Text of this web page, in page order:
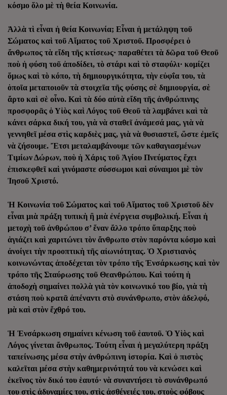
κόσμο ὅλο μὲ τὴ θεία Κοινωνία.
Ἀλλὰ τὶ εἶναι ἡ θεία Κοινωνία; Εἶναι ἡ μετάληψη τοῦ
Σώματος καὶ τοῦ Αἵματος τοῦ Χριστοῦ. Προσφέρει ὁ
ἄνθρωπος τὰ εἴδη τῆς κτίσεως· παραθέτει τὰ δῶρα τοῦ Θεοῦ
ποὺ ἡ φύση τοῦ ἀποδίδει, τὸ στάρι καὶ τὸ σταφύλι· κομίζει
ὅμως καὶ τὸ κόπο, τὴ δημιουργικότητα, τὴν εὐφΐα του, τὰ
ὁποῖα μεταποιοῦν τὰ στοιχεῖα τῆς φύσης σὲ δημιουργία, σὲ
ἄρτο καὶ σὲ οἶνο. Καὶ τὰ δύο αὐτὰ εἴδη τῆς ἀνθρώπινης
προσφορᾶς ὁ Υἱὸς καὶ Λόγος τοῦ Θεοῦ τὰ λαμβάνει καὶ τὰ
κάνει σάρκα δική του, γιὰ νὰ σταθεῖ ἀνάμεσά μας, γιὰ νὰ
γεννηθεῖ μέσα στὶς καρδιὲς μας, γιὰ νὰ θυσιαστεῖ, ὥστε ἐμεῖς
νὰ ζήσουμε. Ἔτσι μεταλαμβάνουμε τῶν καθαγιασμένων
Τιμίων Δώρων, ποὺ ἡ Χάρις τοῦ Ἁγίου Πνεύματος ἔχει
ἐπισκεφθεῖ καὶ γινόμαστε σύσσωμοι καὶ σύναιμοι μὲ τὸν
Ἰησοῦ Χριστό.
Ἡ Κοινωνία τοῦ Σώματος καὶ τοῦ Αἵματος τοῦ Χριστοῦ δὲν
εἶναι μιὰ πράξη τυπικὴ ἢ μιὰ ἐνέργεια συμβολική. Εἶναι ἡ
μετοχὴ τοῦ ἀνθρώπου σ’ ἕναν ἄλλο τρόπο ὕπαρξης ποὺ
ἁγιάζει καὶ χαριτώνει τὸν ἄνθρωπο στὸν παρόντα κόσμο καὶ
ἀνοίγει τὴν προοπτικὴ τῆς αἰωνιότητας. Ὁ Χριστιανὸς
κοινωνώντας ἀποδέχεται τὸν τρόπο τῆς Ἐνσάρκωσης καὶ τὸν
τρόπο τῆς Σταύρωσης τοῦ Θεανθρώπου. Καὶ τούτη ἡ
ἀποδοχὴ σημαίνει πολλὰ γιὰ τὸν κοινωνικό του βίο, γιὰ τὴ
στάση ποὺ κρατᾶ ἀπέναντι στὸ συνάνθρωπο, στὸν ἀδελφό,
μὰ καὶ στὸν ἔχθρό του.
Ἡ Ἐνσάρκωση σημαίνει κένωση τοῦ ἑαυτοῦ. Ὁ Υἱὸς καὶ
Λόγος γίνεται ἄνθρωπος. Τούτη εἶναι ἡ μεγαλύτερη πράξη
ταπείνωσης μέσα στὴν ἀνθρώπινη ἱστορία. Καὶ ὁ πιστὸς
καλεῖται μέσα στὴν καθημερινότητά του νὰ κενώσει καὶ
ἐκεῖνος τὸν δικό του ἑαυτό· νὰ συναντήσει τὸ συνάνθρωπό
του στὶς ἀδυναμίες του, στὶς ἀσθένειές του, στοὺς φόβους